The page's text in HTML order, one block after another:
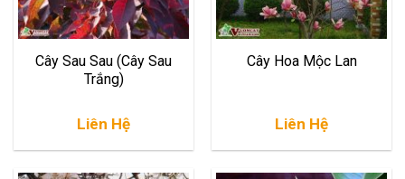
Cây Sau Sau (Cây Sau
Trắng)
Liên Hệ
Cây Hoa Mộc Lan
Liên Hệ